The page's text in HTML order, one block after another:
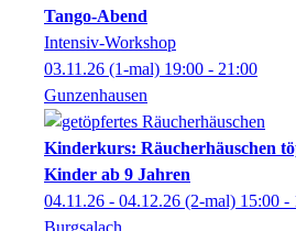
Tango-Abend
Intensiv-Workshop
03.11.26 (1-mal) 19:00 - 21:00
Gunzenhausen
Kinderkurs: Räucherhäuschen
Kinder ab 9 Jahren
04.11.26 - 04.12.26 (2-mal) 15:00 -
Burgsalach